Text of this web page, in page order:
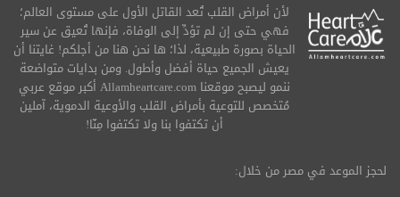
لأن أمراض القلب تُعد القاتل الأول على مستوى العالم؛
فهي حتى إن لم تؤدِّ إلى الوفاة، فإنها تُعيق عن سير
الحياة بصورة طبيعية، لذا؛ ها نحن هنا من أجلكم! غايتنا أن
يعيش الجميع حياة أفضل وأطول. ومن بدايات متواضعة
ننمو ليصبح موقعنا Allamheartcare.com أكبر موقع عربي
مُتخصص للتوعية بأمراض القلب والأوعية الدموية، آملين
أن تكتفوا بنا ولا تكتفوا مِنّا!
لحجز الموعد في مصر من خلال: